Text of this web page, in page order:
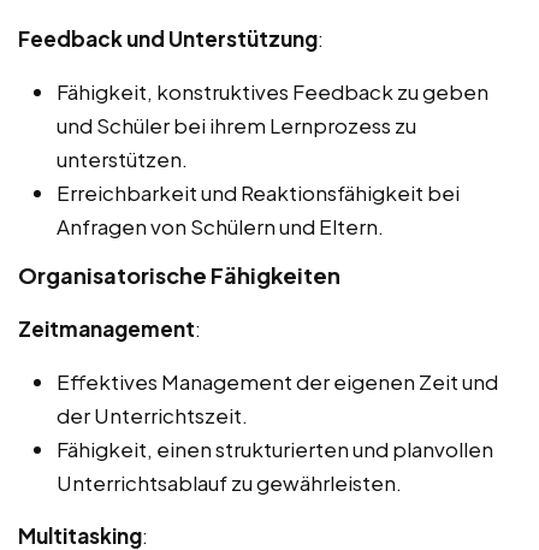
Feedback und Unterstützung:
Fähigkeit, konstruktives Feedback zu geben
und Schüler bei ihrem Lernprozess zu
unterstützen.
Erreichbarkeit und Reaktionsfähigkeit bei
Anfragen von Schülern und Eltern.
Organisatorische Fähigkeiten
Zeitmanagement:
Effektives Management der eigenen Zeit und
der Unterrichtszeit.
Fähigkeit, einen strukturierten und planvollen
Unterrichtsablauf zu gewährleisten.
Multitasking: